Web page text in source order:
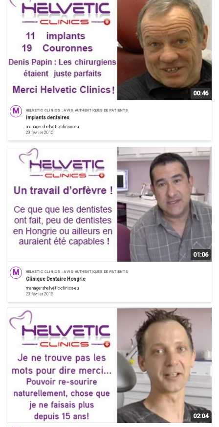
00:46
M HELVETIC CLINICS : AVIS AUTHENTIQUES DE PATIENTS
Implants dentaires
managershelvetic-clinics-eu
20 février 2015
01:06
M HELVETIC CLINICS : AVIS AUTHENTIQUES DE PATIENTS
Clinique Dentaire Hongrie
managershelvetic-clinics-eu
20 février 2015
02:04